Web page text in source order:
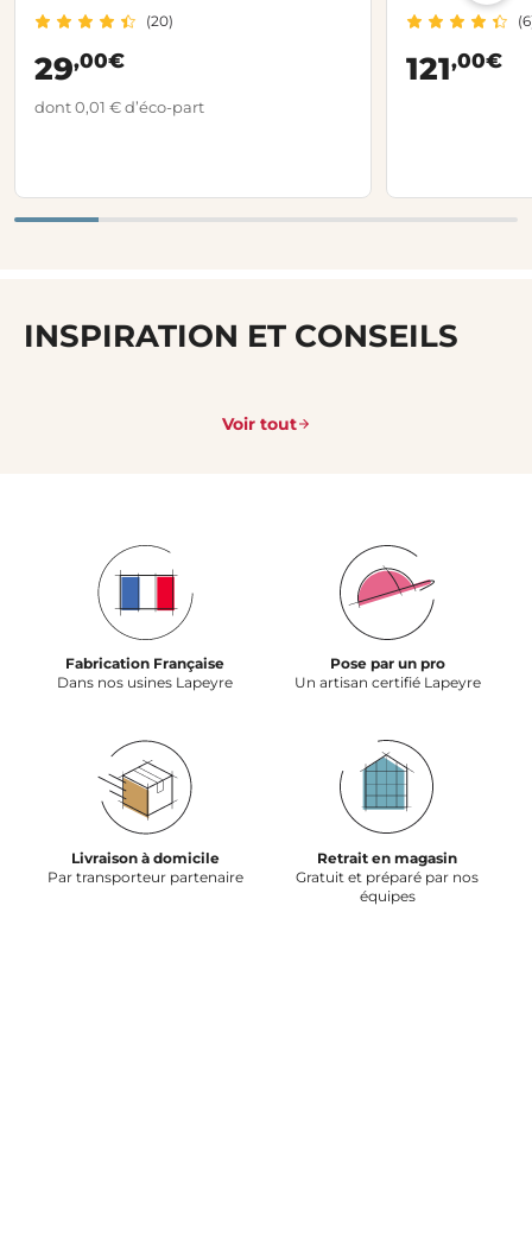
(20)
29,00€
dont 0,01 € d’éco-part
121,00€
INSPIRATION ET CONSEILS
Voir tout
Fabrication Française
Dans nos usines Lapeyre
Pose par un pro
Un artisan certifié Lapeyre
Livraison à domicile
Par transporteur partenaire
Retrait en magasin
Gratuit et préparé par nos
équipes